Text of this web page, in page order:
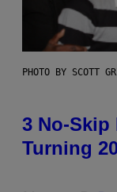
PHOTO BY SCOTT
3 No-Skip
Turning